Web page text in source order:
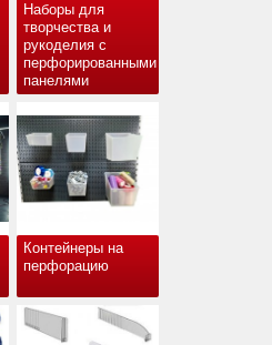
Наборы для
творчества и
рукоделия с
перфорированными
панелями
Контейнеры на
перфорацию